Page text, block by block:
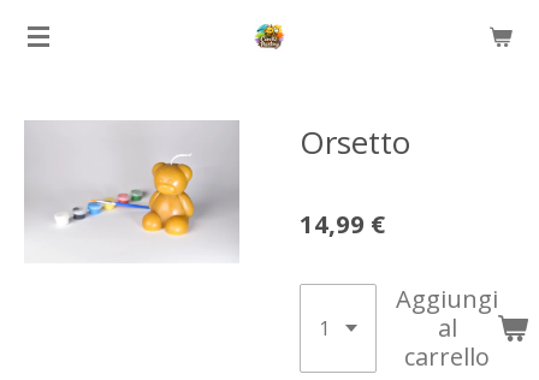
Vai
Orsetto
14,99 €
Aggiungi
al
carrello